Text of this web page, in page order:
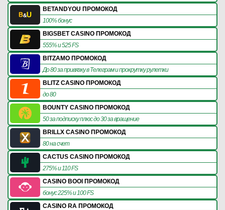
BETANDYOU ПРОМОКОД
100% бонус
BIGSBET CASINO ПРОМОКОД
555% и 525 FS
BITZAMO ПРОМОКОД
До 80 за привязку в Телеграм и прокрутку рулетки
BLITZ CASINO ПРОМОКОД
до 80
BOUNTY CASINO ПРОМОКОД
50 за подписку плюс до 30 за вращение
BRILLX CASINO ПРОМОКОД
80 на счет
CACTUS CASINO ПРОМОКОД
275% и 110 FS
CASINO BOOI ПРОМОКОД
бонус 225% и 100 FS
CASINO RA ПРОМОКОД